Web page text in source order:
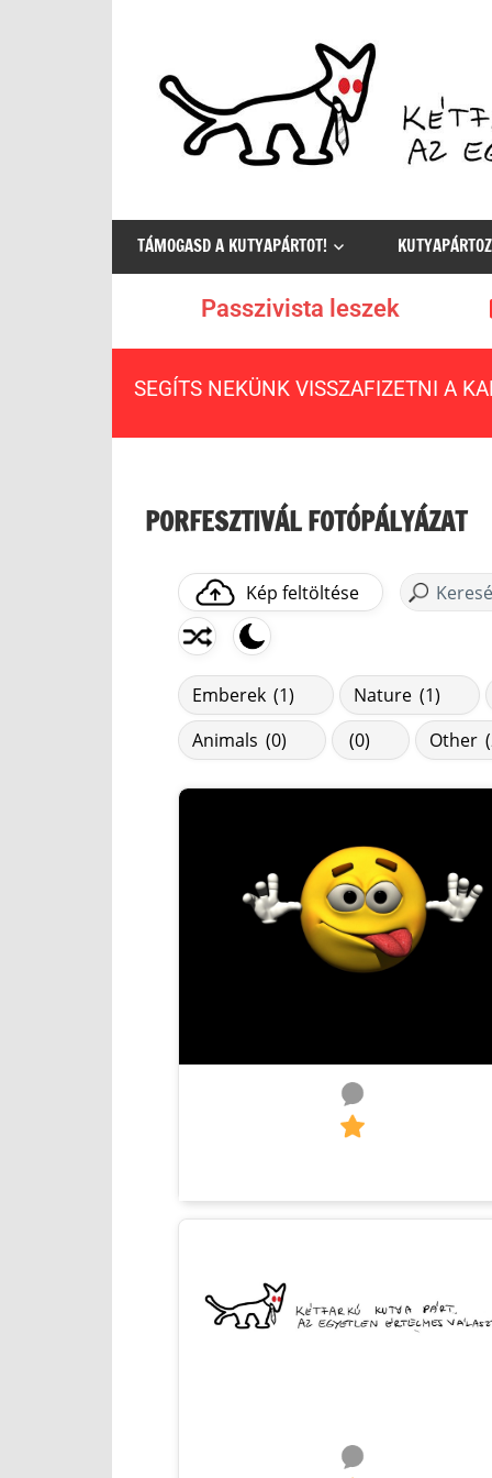
egyetlen
értelmes
választás
TÁMOGASD A KUTYAPÁRTOT!
Passzivista leszek
SEGÍTS NEKÜNK VISSZAFIZETNI A
PORFESZTIVÁL FOTÓPÁLYÁZAT
Kép feltöltése
Emberek (1) Nature (1)
Animals (0) (0) Other